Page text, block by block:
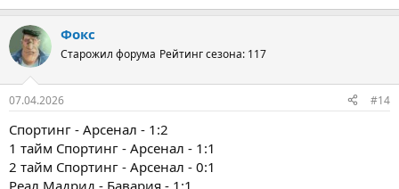
Фокс
Старожил форума Рейтинг сезона: 117
07.04.2026 #14
Спортинг - Арсенал - 1:2
1 тайм Спортинг - Арсенал - 1:1
2 тайм Спортинг - Арсенал - 0:1
Реал Мадрид - Бавария - 1:1